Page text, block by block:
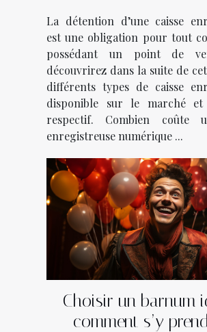
La détention d’une caisse
est une obligation pour tout
possédant un point de
découvrirez dans la suite de
différents types de caisse
disponible sur le marché
respectif. Combien coûte
enregistreuse numérique ...
Choisir un barnum
comment s’y